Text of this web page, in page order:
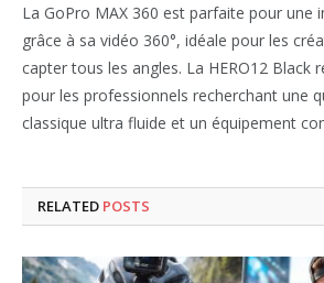
La GoPro MAX 360 est parfaite pour une
grâce à sa vidéo 360°, idéale pour les
capter tous les angles. La HERO12 Black
pour les professionnels recherchant une
classique ultra fluide et un équipement
RELATED POSTS